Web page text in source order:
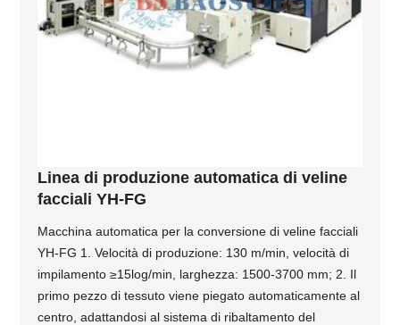
Linea di produzione automatica di veline
facciali YH-FG
Macchina automatica per la conversione di veline facciali
YH-FG 1. Velocità di produzione: 130 m/min, velocità di
impilamento ≥15log/min, larghezza: 1500-3700 mm; 2. Il
primo pezzo di tessuto viene piegato automaticamente al
centro, adattandosi al sistema di ribaltamento del